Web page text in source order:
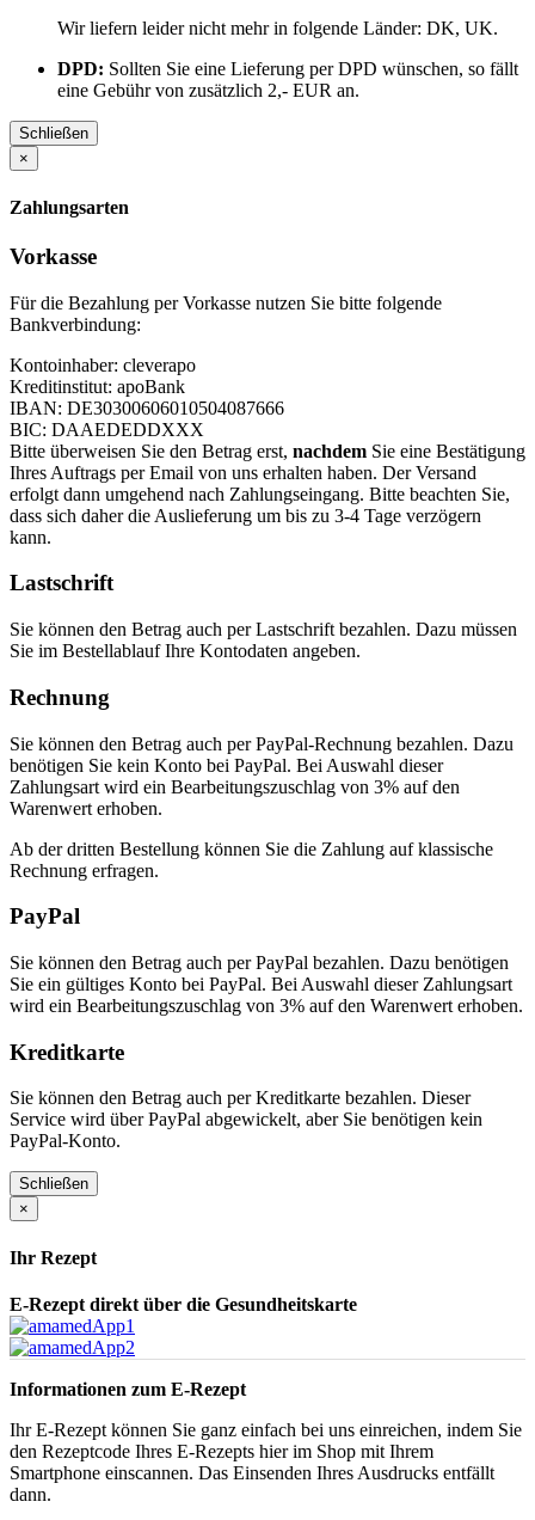
Wir liefern leider nicht mehr in folgende Länder: DK, UK.
DPD: Sollten Sie eine Lieferung per DPD wünschen, so fällt
eine Gebühr von zusätzlich 2,- EUR an.
Schließen
×
Zahlungsarten
Vorkasse
Für die Bezahlung per Vorkasse nutzen Sie bitte folgende
Bankverbindung:
Kontoinhaber: cleverapo
Kreditinstitut: apoBank
IBAN: DE30300606010504087666
BIC: DAAEDEDDXXX
Bitte überweisen Sie den Betrag erst, nachdem Sie eine Bestätigung
Ihres Auftrags per Email von uns erhalten haben. Der Versand
erfolgt dann umgehend nach Zahlungseingang. Bitte beachten Sie,
dass sich daher die Auslieferung um bis zu 3-4 Tage verzögern
kann.
Lastschrift
Sie können den Betrag auch per Lastschrift bezahlen. Dazu müssen
Sie im Bestellablauf Ihre Kontodaten angeben.
Rechnung
Sie können den Betrag auch per PayPal-Rechnung bezahlen. Dazu
benötigen Sie kein Konto bei PayPal. Bei Auswahl dieser
Zahlungsart wird ein Bearbeitungszuschlag von 3% auf den
Warenwert erhoben.
Ab der dritten Bestellung können Sie die Zahlung auf klassische
Rechnung erfragen.
PayPal
Sie können den Betrag auch per PayPal bezahlen. Dazu benötigen
Sie ein gültiges Konto bei PayPal. Bei Auswahl dieser Zahlungsart
wird ein Bearbeitungszuschlag von 3% auf den Warenwert erhoben.
Kreditkarte
Sie können den Betrag auch per Kreditkarte bezahlen. Dieser
Service wird über PayPal abgewickelt, aber Sie benötigen kein
PayPal-Konto.
Schließen
×
Ihr Rezept
E-Rezept direkt über die Gesundheitskarte
Informationen zum E-Rezept
Ihr E-Rezept können Sie ganz einfach bei uns einreichen, indem Sie
den Rezeptcode Ihres E-Rezepts hier im Shop mit Ihrem
Smartphone einscannen. Das Einsenden Ihres Ausdrucks entfällt
dann.